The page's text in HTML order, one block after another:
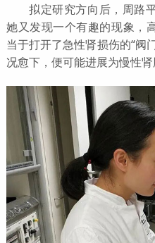
拟定研究方向后，周路
她又发现一个有趣的现象，
当于打开了急性肾损伤的“阀
况愈下，便可能进展为慢性肾